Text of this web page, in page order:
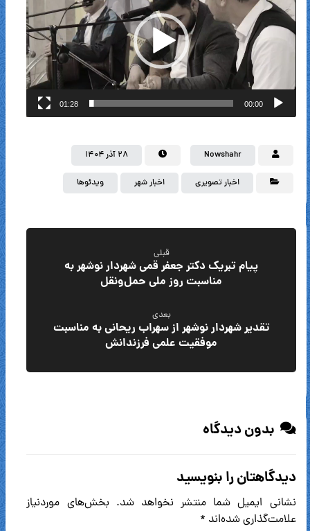
00:00
01:28
Nowshahr ۲۸ آذر ۱۴۰۴
اخبار تصویری اخبار شهر ویدئوها
قبلی
پیام تبریک دکتر جعفر قمی شهردار نوشهر به
مناسبت روز ملی حمل‌ونقل
بعدی
تقدیر شهردار نوشهر از سهراب ریحانی به مناسبت
موفقیت علمی فرزندانش
بدون دیدگاه
دیدگاهتان را بنویسید
نشانی ایمیل شما منتشر نخواهد شد. بخش‌های موردنیاز
علامت‌گذاری شده‌اند *